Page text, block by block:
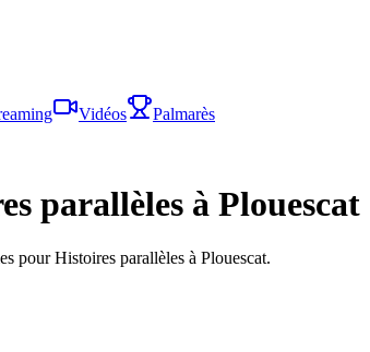
Vidéos
Palmarès
parallèles à Plouescat
pour Histoires parallèles à Plouescat.